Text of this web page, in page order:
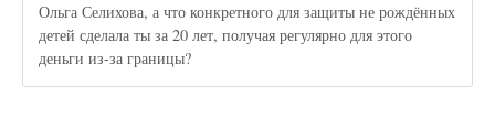
Ольга Селихова, а что конкретного для защиты не рождённых
детей сделала ты за 20 лет, получая регулярно для этого
деньги из-за границы?